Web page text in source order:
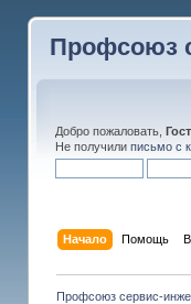
Профсоюз
Добро пожаловать,
Не получили письмо с
Начало Помощь
Профсоюз сервис-